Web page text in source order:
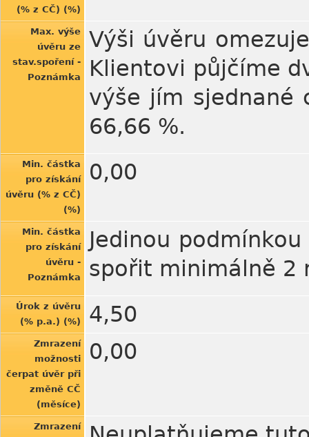
(% z CČ) (%)
Max. výše
úvěru ze
stav.spoření -
Poznámka
Výši úvěru
Klientovi půjčíme
výše jím sjednané
66,66 %.
Min. částka
pro získání
úvěru (% z CČ)
(%)
0,00
Min. částka
pro získání
úvěru -
Poznámka
Jedinou
spořit minimálně 2
Úrok z úvěru
(% p.a.) (%)
4,50
Zmrazení
možnosti
čerpat úvěr při
změně CČ
(měsíce)
0,00
Zmrazení